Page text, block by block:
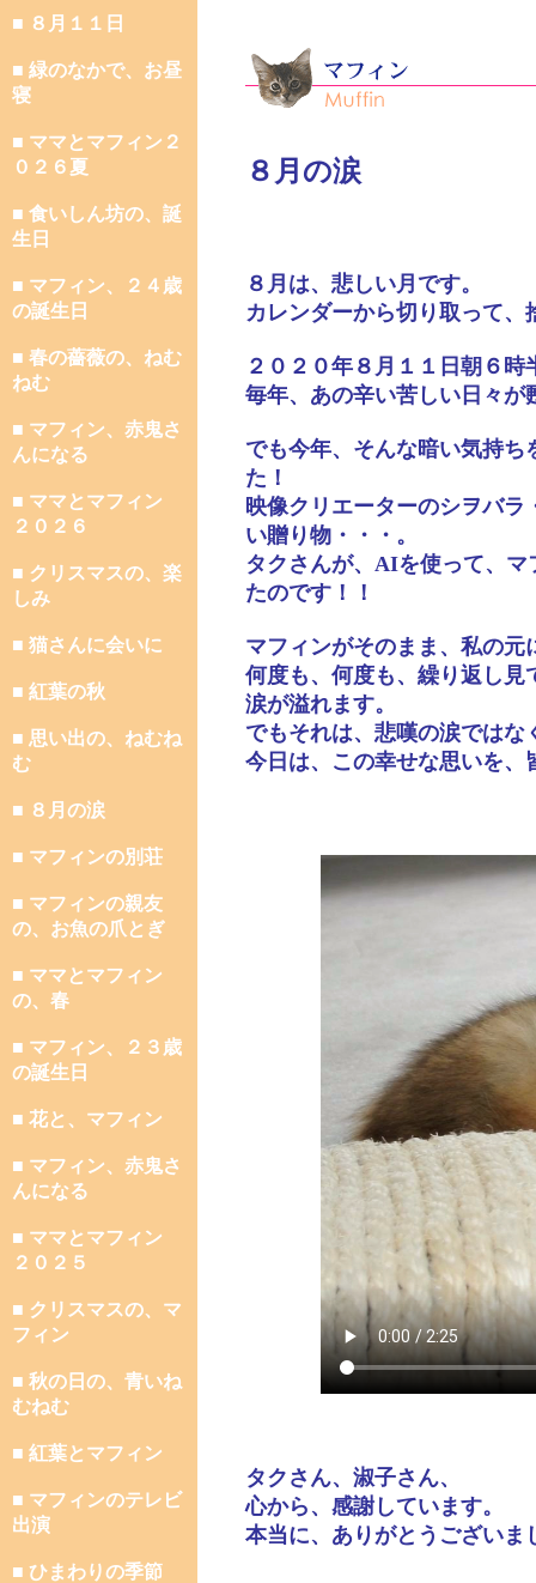
■ ８月１１日
■ 緑のなかで、お昼
寝
■ ママとマフィン２
０２６夏
■ 食いしん坊の、誕
生日
■ マフィン、２４歳
の誕生日
■ 春の薔薇の、ねむ
ねむ
■ マフィン、赤鬼さ
んになる
■ ママとマフィン
２０２６
■ クリスマスの、楽
しみ
■ 猫さんに会いに
■ 紅葉の秋
■ 思い出の、ねむね
む
■ ８月の涙
■ マフィンの別荘
■ マフィンの親友
の、お魚の爪とぎ
■ ママとマフィン
の、春
■ マフィン、２３歳
の誕生日
■ 花と、マフィン
■ マフィン、赤鬼さ
んになる
■ ママとマフィン
２０２５
■ クリスマスの、マ
フィン
■ 秋の日の、青いね
むねむ
■ 紅葉とマフィン
■ マフィンのテレビ
出演
■ ひまわりの季節
８月の涙
８月は、悲しい月です。
カレンダーから切り取って
２０２０年８月１１日朝６
毎年、あの辛い苦しい日々が
でも今年、そんな暗い気持
た！
映像クリエーターのシヲバ
い贈り物・・・。
タクさんが、AIを使って、
たのです！！
マフィンがそのまま、私の
何度も、何度も、繰り返し見
涙が溢れます。
でもそれは、悲嘆の涙では
今日は、この幸せな思いを、
タクさん、淑子さん、
心から、感謝しています。
本当に、ありがとうございま